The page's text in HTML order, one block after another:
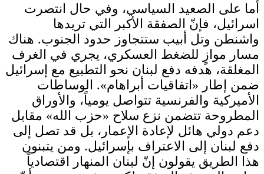
أما على الصعيد السياسي، وفي حال انتصرت
اسرائيل، فإنّ الصفقة الأكبر التي تريدها
واشنطن وتل أبيب ستتجاوز حدود الجنوب. هناك
مسار موازٍ للضغط العسكري، يجري في الغرف
المغلقة، هدفه دفع لبنان نحو التطبيع مع إسرائيل
ضمن إطار «اتفاقيات أبراهام». الوساطات
الأميركية والفرنسية تتواصل يومياً، والأوراق
المطروحة تتضمن نزع سلاح «حزب الله» مقابل
دعم دولي هائل لإعادة الإعمار، بل قد تصل إلى
دفع لبنان إلى الاعتراف بإسرائيل. ومن يتبنون
هذا الطريق يقولون إنّ لبنان المنهار اقتصادياً